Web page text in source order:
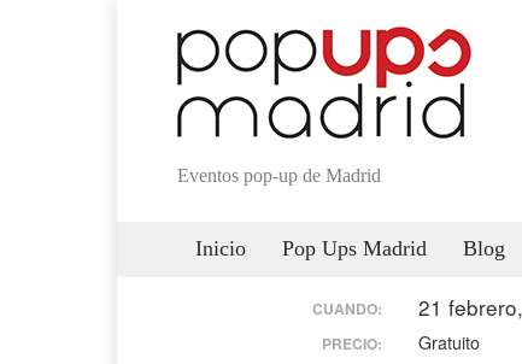
Eventos pop-up de Madrid
Inicio Pop Ups Madrid Blog
CUANDO: 21
PRECIO: Gratuito